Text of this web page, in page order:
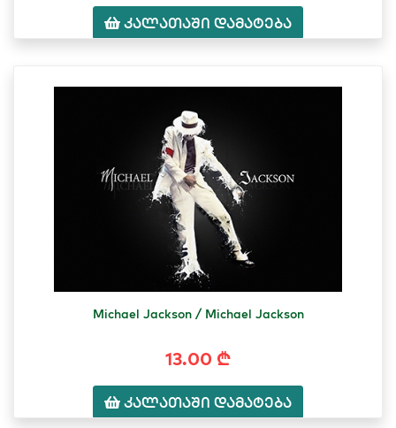
კალათაში დამატება
Michael Jackson / Michael Jackson
13.00 ₾
კალათაში დამატება